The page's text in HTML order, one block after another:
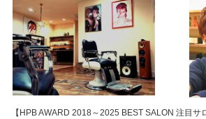
【HPB AWARD 2018～2025 BEST SALON 注目